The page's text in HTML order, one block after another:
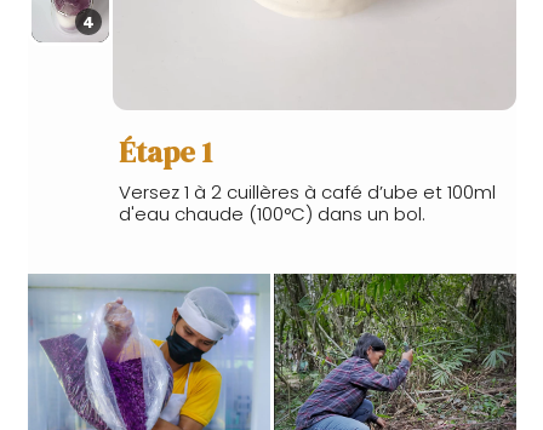
4
Étape 1
Versez 1 à 2 cuillères à café d’ube et 100ml
d'eau chaude (100°C) dans un bol.